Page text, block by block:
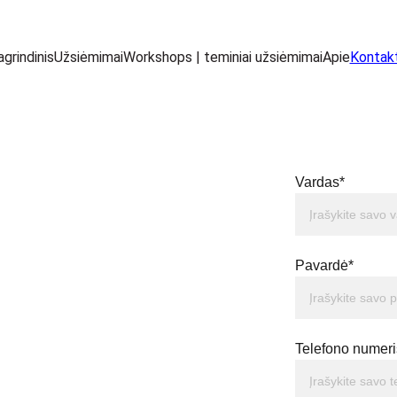
UžsiėmimaiWorkshops | teminiai užsiėmimaiApie
Vardas*
Pavardė*
Telefono